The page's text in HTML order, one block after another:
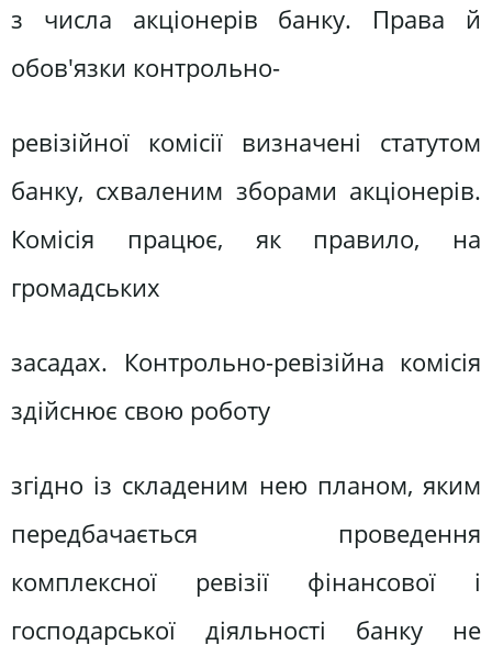
з числа акціонерів банку. Права й
обов'язки контрольно-
ревізійної комісії визначені статутом
банку, схваленим зборами акціонерів.
Комісія працює, як правило, на
громадських
засадах. Контрольно-ревізійна комісія
здійснює свою роботу
згідно із складеним нею планом, яким
передбачається проведення
комплексної ревізії фінансової і
господарської діяльності банку не